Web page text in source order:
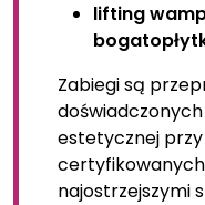
lifting
Zabiegi są
estetycznej
certyfikowanych
najostrzejszymi